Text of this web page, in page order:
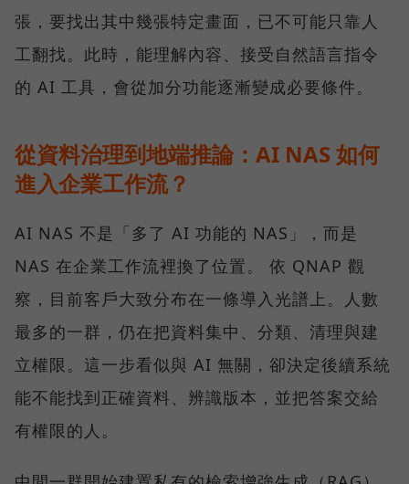
張，要找出其中幾張特定畫面，已不可能只靠人
工翻找。此時，能理解內容、接受自然語言指令
的 AI 工具，會從加分功能逐漸變成必要條件。
從資料治理到地端推論：AI NAS 如何
進入企業工作流？
AI NAS 不是「多了 AI 功能的 NAS」，而是
NAS 在企業工作流裡換了位置。 依 QNAP 觀
察，目前客戶大致分布在一條導入光譜上。人數
最多的一群，仍在把資料集中、分類、清理與建
立權限。這一步看似與 AI 無關，卻決定後續系統
能不能找到正確資料、辨識版本，並把答案交給
有權限的人。